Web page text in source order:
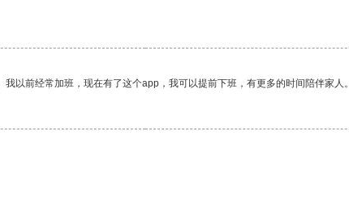
以前经常加班，现在有了这个app，我可以提前下班，有更多的时间陪伴家人。